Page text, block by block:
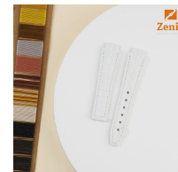
3,900,000₫
4,500,000₫